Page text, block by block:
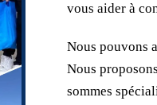
vous aider à
Nous pouvons
Nous
sommes